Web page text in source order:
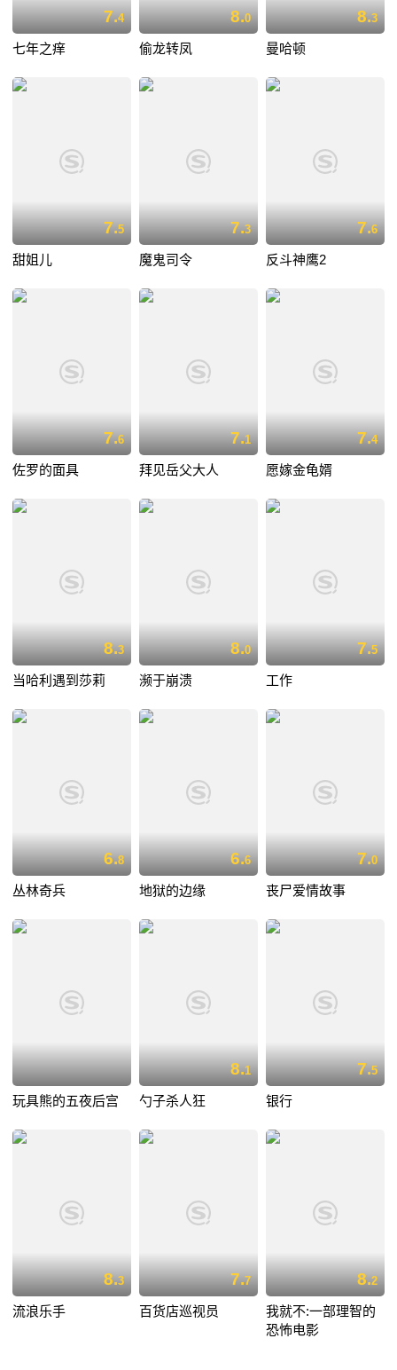
7.4
七年之痒
8.0
偷龙转凤
8.3
曼哈顿
7.5
甜姐儿
7.3
魔鬼司令
7.6
反斗神鹰2
7.6
佐罗的面具
7.1
拜见岳父大人
7.4
愿嫁金龟婿
8.3
当哈利遇到莎莉
8.0
濒于崩溃
7.5
工作
6.8
丛林奇兵
6.6
地狱的边缘
7.0
丧尸爱情故事
玩具熊的五夜后宫
8.1
勺子杀人狂
7.5
银行
8.3
流浪乐手
7.7
百货店巡视员
8.2
我就不:一部理智的
恐怖电影